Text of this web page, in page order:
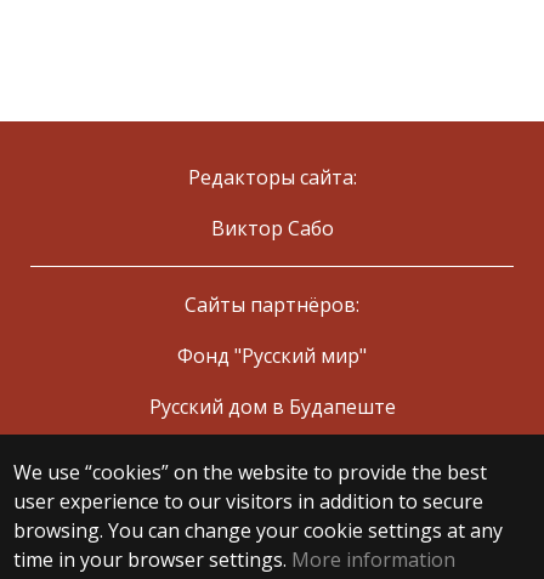
We use “cookies” on the website to provide the best
user experience to our visitors in addition to secure
browsing. You can change your cookie settings at any
time in your browser settings. More information
Редакторы сайта:
Виктор Сабо
Сайты партнёров:
Фонд "Русский мир"
Русский дом в Будапеште
© 2025 Eötvös Loránd University
All rights reserved.
H-1053 Budapest, Egyetem tér 1–3.
T: +36-1-411-6500